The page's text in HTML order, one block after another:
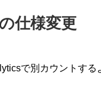
仕様変更
で別カウントす